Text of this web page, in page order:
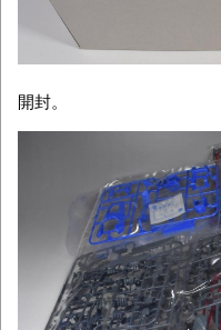
開封。